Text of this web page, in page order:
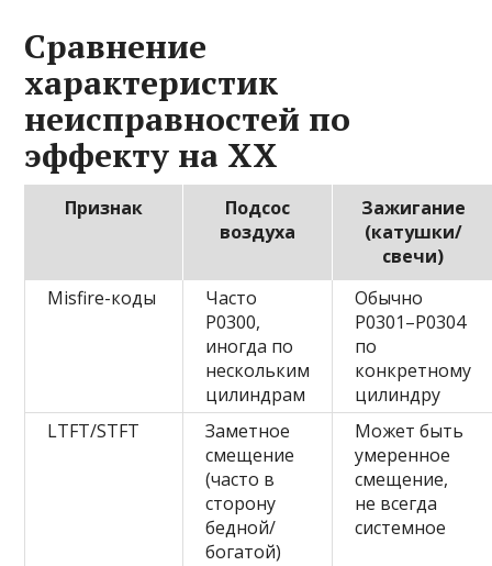
Сравнение
характеристик
неисправностей по
эффекту на ХХ
Признак
Подсос
воздуха
Зажигание
(катушки/
свечи)
Misfire-коды
Часто
P0300,
иногда по
нескольким
цилиндрам
Обычно
P0301–P0304
по
конкретному
цилиндру
LTFT/STFT
Заметное
смещение
(часто в
сторону
бедной/
богатой)
Может быть
умеренное
смещение,
не всегда
системное